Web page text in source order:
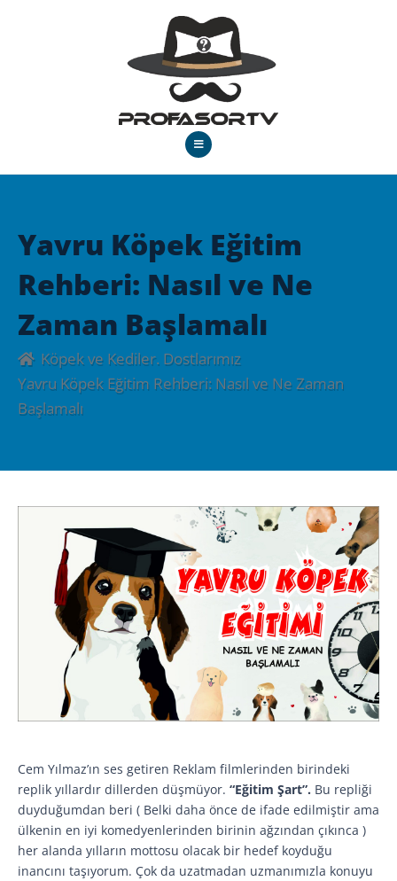
Yavru Köpek Eğitim
Rehberi: Nasıl ve Ne
Zaman Başlamalı
Köpek ve Kediler. Dostlarımız
Yavru Köpek Eğitim Rehberi: Nasıl ve Ne Zaman
Başlamalı
Cem Yılmaz’ın ses getiren Reklam filmlerinden birindeki
replik yıllardır dillerden düşmüyor. “Eğitim Şart”. Bu repliği
duyduğumdan beri ( Belki daha önce de ifade edilmiştir ama
ülkenin en iyi komedyenlerinden birinin ağzından çıkınca )
her alanda yılların mottosu olacak bir hedef koyduğu
inancını taşıyorum. Çok da uzatmadan uzmanımızla konuyu